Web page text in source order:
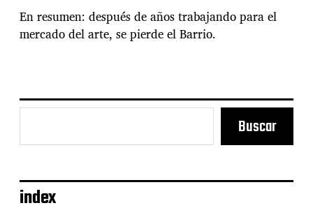
En resumen: después de años trabajando para el
mercado del arte, se pierde el Barrio.
Buscar
index